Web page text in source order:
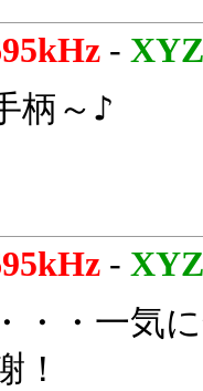
- XYZ
柄～♪
- XYZ
・・一気
！